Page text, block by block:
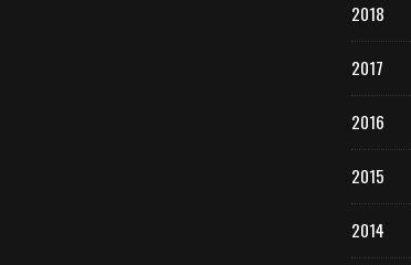
2018
2017
2016
2015
2014